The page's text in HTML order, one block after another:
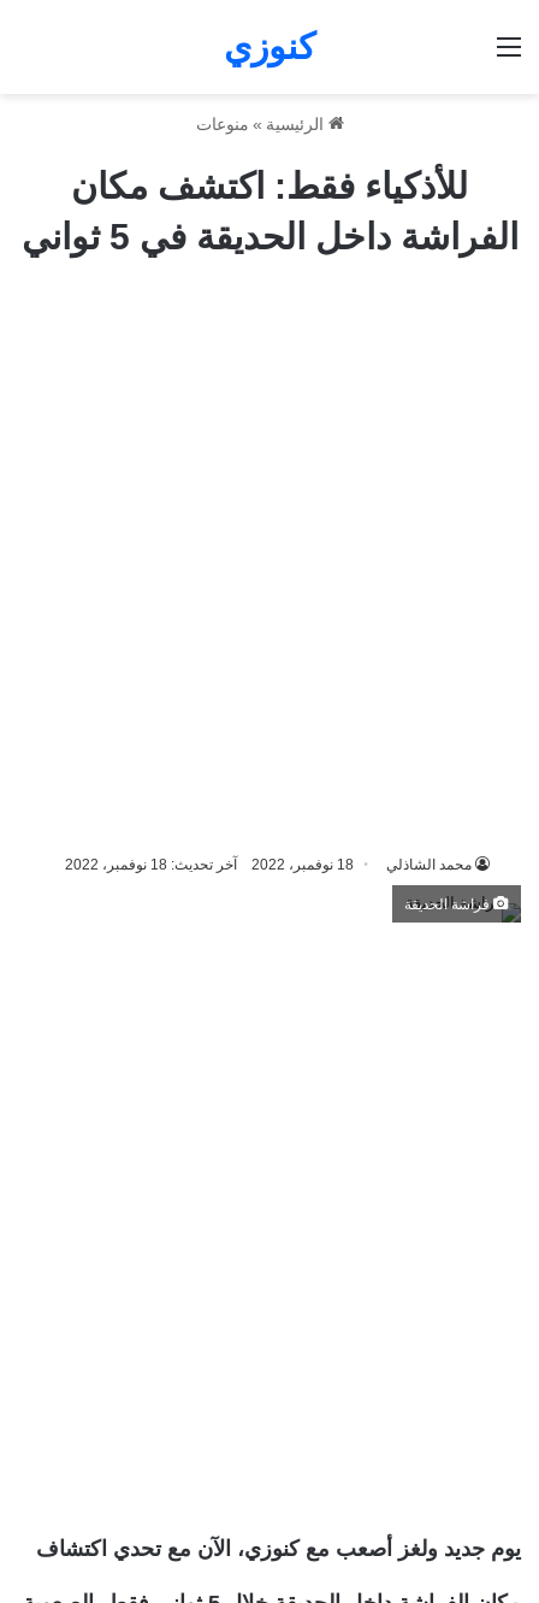
كنوزي
الرئيسية » منوعات
للأذكياء فقط: اكتشف مكان
الفراشة داخل الحديقة في 5 ثواني
محمد الشاذلي 18 نوفمبر، 2022 آخر تحديث: 18 نوفمبر، 2022
فراشة الحديقة
يوم جديد ولغز أصعب مع كنوزي، الآن مع تحدي اكتشاف